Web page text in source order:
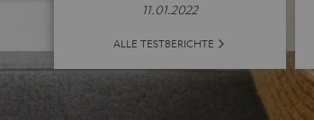
11.01.2022
ALLE TESTBERICHTE